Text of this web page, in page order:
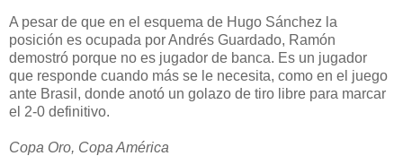
A pesar de que en el esquema de Hugo Sánchez la
posición es ocupada por Andrés Guardado, Ramón
demostró porque no es jugador de banca. Es un jugador
que responde cuando más se le necesita, como en el juego
ante Brasil, donde anotó un golazo de tiro libre para marcar
el 2-0 definitivo.
Copa Oro, Copa América